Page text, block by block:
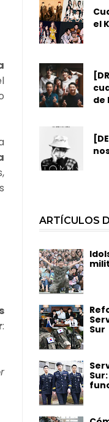
:
el
de
ARTÍCULOS
Sur